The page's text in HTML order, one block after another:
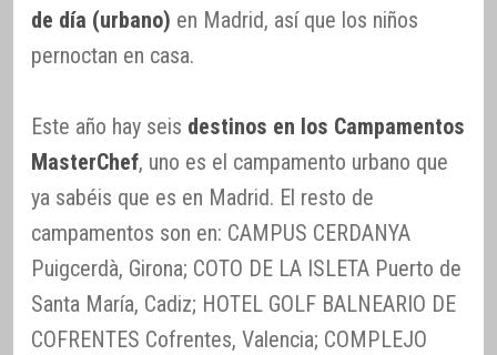
de día (urbano) en Madrid, así que los niños
pernoctan en casa.
Este año hay seis destinos en los Campamentos
MasterChef, uno es el campamento urbano que
ya sabéis que es en Madrid. El resto de
campamentos son en: CAMPUS CERDANYA
Puigcerdà, Girona; COTO DE LA ISLETA Puerto de
Santa María, Cadiz; HOTEL GOLF BALNEARIO DE
COFRENTES Cofrentes, Valencia; COMPLEJO